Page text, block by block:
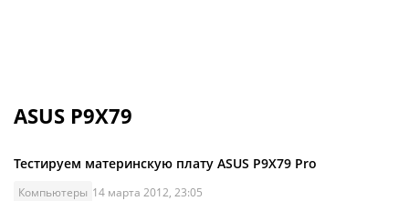
ASUS P9X79
Тестируем материнскую плату ASUS P9X79 Pro
Компьютеры 14 марта 2012, 23:05